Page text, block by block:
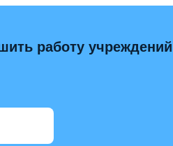
работу учреждений